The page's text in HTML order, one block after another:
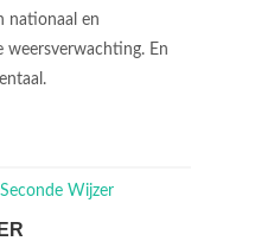
nationaal en
weersverwachting. En